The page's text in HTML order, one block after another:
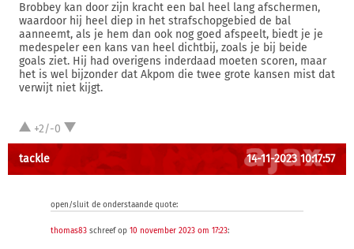
Brobbey kan door zijn kracht een bal heel lang afschermen,
waardoor hij heel diep in het strafschopgebied de bal
aanneemt, als je hem dan ook nog goed afspeelt, biedt je je
medespeler een kans van heel dichtbij, zoals je bij beide
goals ziet. Hij had overigens inderdaad moeten scoren, maar
het is wel bijzonder dat Akpom die twee grote kansen mist dat
verwijt niet kijgt.
+2/-0
tackle 14-11-2023 10:17:57
open/sluit de onderstaande quote:
thomas83 schreef op 10 november 2023 om 17:23: